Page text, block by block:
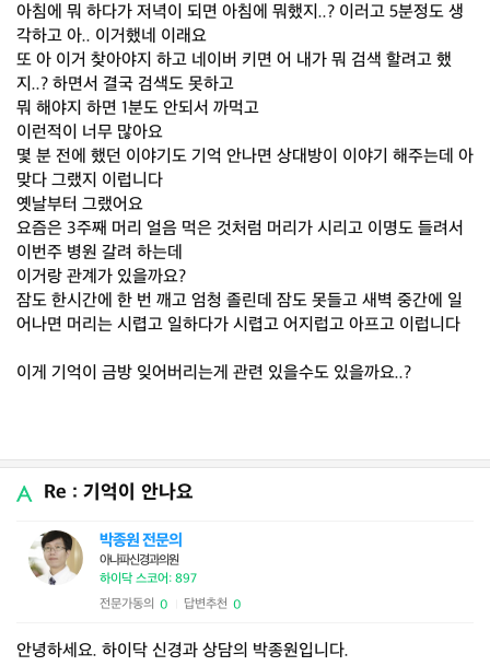
아침에 뭐 하다가 저녁이 되면 아침에 뭐했지..? 이러고 5분정도 생
각하고 아.. 이거했네 이래요
또 아 이거 찾아야지 하고 네이버 키면 어 내가 뭐 검색 할려고 했
지..? 하면서 결국 검색도 못하고
뭐 해야지 하면 1분도 안되서 까먹고
이런적이 너무 많아요
몇 분 전에 했던 이야기도 기억 안나면 상대방이 이야기 해주는데 아
맞다 그랬지 이럽니다
옛날부터 그랬어요
요즘은 3주째 머리 얼음 먹은 것처럼 머리가 시리고 이명도 들려서
이번주 병원 갈려 하는데
이거랑 관계가 있을까요?
잠도 한시간에 한 번 깨고 엄청 졸린데 잠도 못들고 새벽 중간에 일
어나면 머리는 시렵고 일하다가 시렵고 어지럽고 아프고 이럽니다
이게 기억이 금방 잊어버리는게 관련 있을수도 있을까요..?
Re : 기억이 안나요
박종원 전문의
아나파신경과의원
하이닥 스코어: 897
전문가동의 0 답변추천 0
안녕하세요. 하이닥 신경과 상담의 박종원입니다.